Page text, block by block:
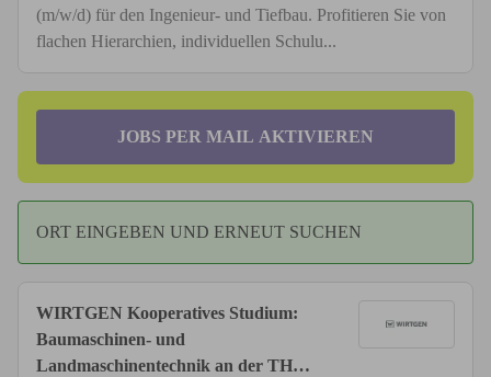
(m/w/d) für den Ingenieur- und Tiefbau. Profitieren Sie von
flachen Hierarchien, individuellen Schulu...
JOBS PER MAIL AKTIVIEREN
ORT EINGEBEN UND ERNEUT SUCHEN
WIRTGEN Kooperatives Studium:
Baumaschinen- und
Landmaschinentechnik an der TH